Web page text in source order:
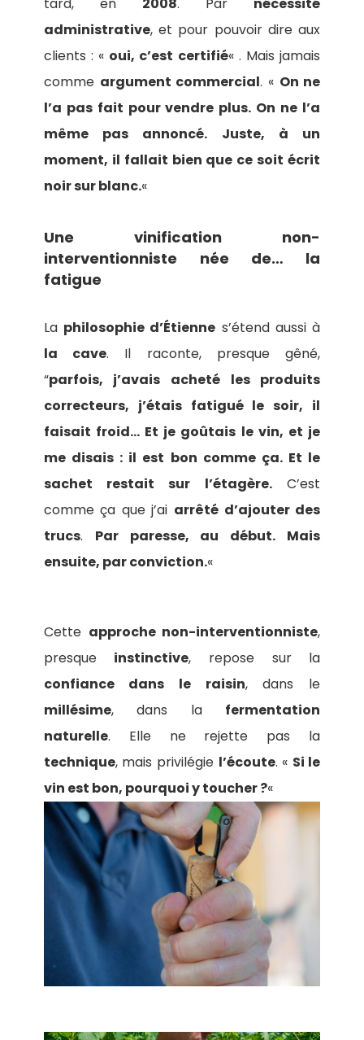
administrative, et pour pouvoir dire aux
clients : « oui, c’est certifié« . Mais jamais
comme argument commercial. « On ne
l’a pas fait pour vendre plus. On ne l’a
même pas annoncé. Juste, à un
moment, il fallait bien que ce soit écrit
noir sur blanc.«
Une vinification non-
interventionniste née de… la
fatigue
La philosophie d’Étienne s’étend aussi à
la cave. Il raconte, presque gêné,
“parfois, j’avais acheté les produits
correcteurs, j’étais fatigué le soir, il
faisait froid… Et je goûtais le vin, et je
me disais : il est bon comme ça. Et le
sachet restait sur l’étagère.C’est
comme ça que j’ai arrêté d’ajouter des
trucs. Par paresse, au début. Mais
ensuite, par conviction.«
Cette approche non-interventionniste,
presque instinctive, repose sur la
confiance dans le raisin, dans le
millésime, dans la fermentation
naturelle. Elle ne rejette pas la
technique, mais privilégie l’écoute. « Si le
vin est bon, pourquoi y toucher ?«